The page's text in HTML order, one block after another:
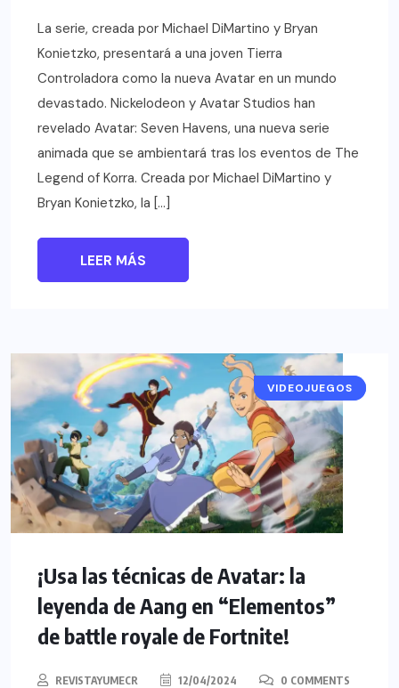
La serie, creada por Michael DiMartino y Bryan
Konietzko, presentará a una joven Tierra
Controladora como la nueva Avatar en un mundo
devastado. Nickelodeon y Avatar Studios han
revelado Avatar: Seven Havens, una nueva serie
animada que se ambientará tras los eventos de The
Legend of Korra. Creada por Michael DiMartino y
Bryan Konietzko, la […]
LEER MÁS
NOTICIAS
VIDEOJUEGOS
¡Usa las técnicas de Avatar: la
leyenda de Aang en “Elementos”
de battle royale de Fortnite!
REVISTAYUMECR 12/04/2024 0 COMMENTS